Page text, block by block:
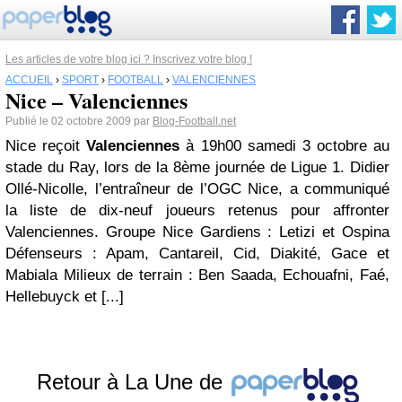
Les articles de votre blog ici ? Inscrivez votre blog !
ACCUEIL › SPORT › FOOTBALL › VALENCIENNES
Nice – Valenciennes
Publié le 02 octobre 2009 par Blog-Football.net
Nice reçoitValenciennes à 19h00 samedi 3 octobre au
stade du Ray, lors de la 8ème journée de Ligue 1. Didier
Ollé-Nicolle, l’entraîneur de l’OGC Nice, a communiqué
la liste de dix-neuf joueurs retenus pour affronter
Valenciennes. Groupe Nice Gardiens : Letizi et Ospina
Défenseurs : Apam, Cantareil, Cid, Diakité, Gace et
Mabiala Milieux de terrain : Ben Saada, Echouafni, Faé,
Hellebuyck et [...]
Retour à La Une de